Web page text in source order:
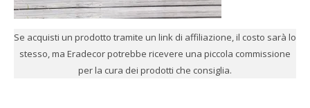
Se acquisti un prodotto tramite un link di affiliazione, il costo sarà lo
stesso, ma Eradecor potrebbe ricevere una piccola commissione
per la cura dei prodotti che consiglia.